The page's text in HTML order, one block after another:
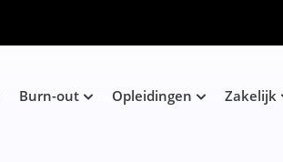
Burn-out Opleidingen Zakelijk